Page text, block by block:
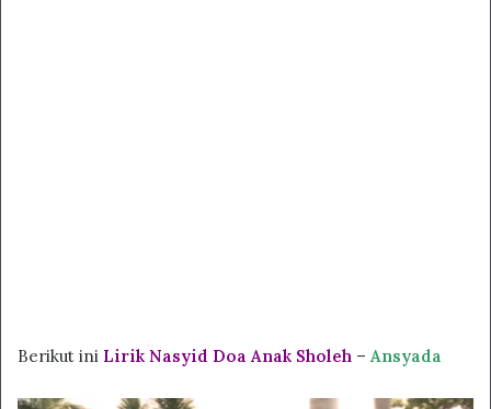
Berikut ini Lirik Nasyid Doa Anak Sholeh – Ansyada